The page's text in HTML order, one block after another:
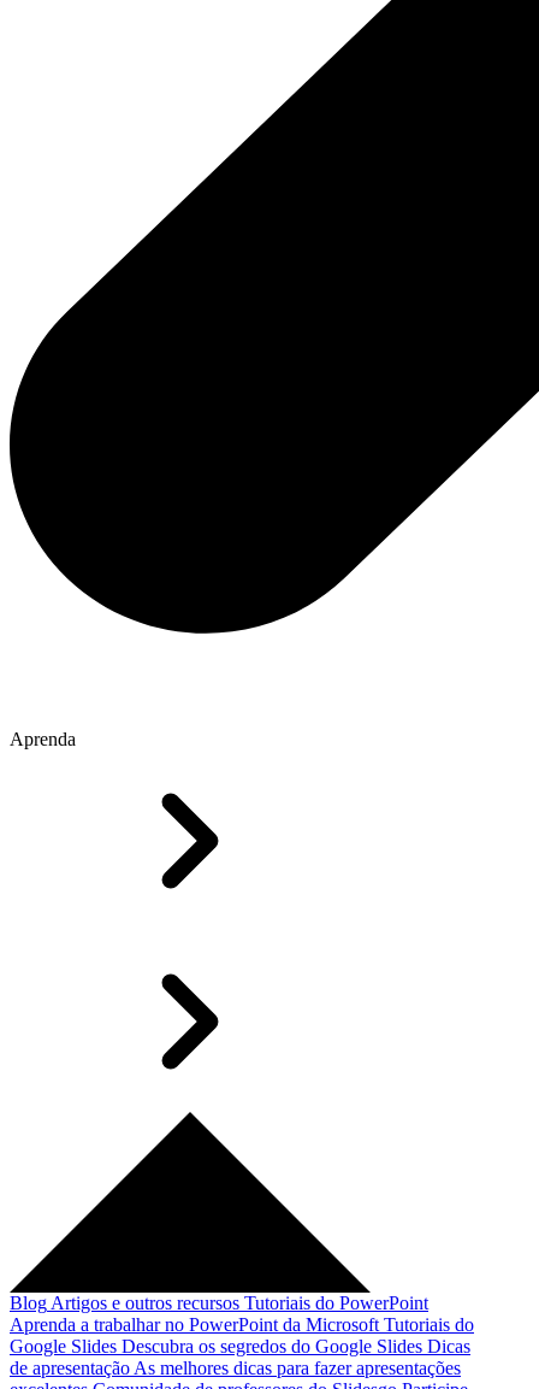
Aprenda
Blog Artigos e outros recursos Tutoriais do PowerPoint
Aprenda a trabalhar no PowerPoint da Microsoft Tutoriais do
Google Slides Descubra os segredos do Google Slides Dicas
de apresentação As melhores dicas para fazer apresentações